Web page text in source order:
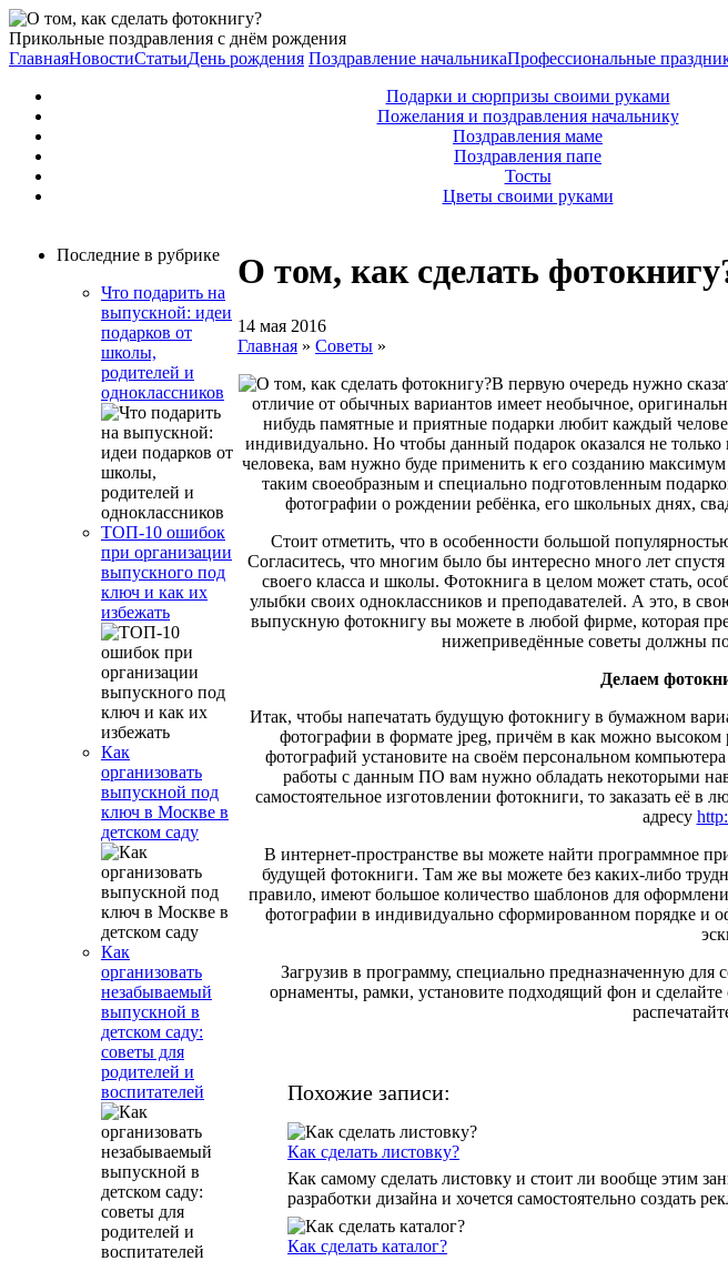
Прикольные поздравления с днём рождения
ГлавнаяНовостиСтатьиДень рождения Поздравление начальникаПрофессиональные
Подарки и сюрпризы своими руками
Пожелания и поздравления начальнику
Поздравления маме
Поздравления папе
Тосты
Цветы своими руками
Последние в рубрике
Что подарить на
выпускной: идеи
подарков от
школы,
родителей и
одноклассников
ТОП-10 ошибок
при организации
выпускного под
ключ и как их
избежать
Как
организовать
выпускной под
ключ в Москве в
детском саду
Как
организовать
незабываемый
выпускной в
детском саду:
советы для
родителей и
воспитателей
О том, как сделать
14 мая 2016
Главная » Советы »
В первую очередь нужно
отличие от обычных вариантов имеет необычное,
нибудь памятные и приятные подарки любит каждый
индивидуально. Но чтобы данный подарок оказался не
человека, вам нужно буде применить к его созданию
таким своеобразным и специально подготовленным
фотографии о рождении ребёнка, его школьных днях,
Стоит отметить, что в особенности большой
Согласитесь, что многим было бы интересно много лет
своего класса и школы. Фотокнига в целом может стать,
улыбки своих одноклассников и преподавателей. А это, в
выпускную фотокнигу вы можете в любой фирме, которая
нижеприведённые советы должны
Делаем
Итак, чтобы напечатать будущую фотокнигу в бумажном
фотографии в формате jpeg, причём в как можно
фотографий установите на своём персональном
работы с данным ПО вам нужно обладать некоторыми
самостоятельное изготовлении фотокниги, то заказать её
адресу
В интернет-пространстве вы можете найти программное
будущей фотокниги. Там же вы можете без каких-либо
правило, имеют большое количество шаблонов для
фотографии в индивидуально сформированном порядке и
Загрузив в программу, специально предназначенную
орнаменты, рамки, установите подходящий фон и
Похожие записи:
Как сделать листовку?
Как самому сделать листовку и стоит ли вообще этим
разработки дизайна и хочется самостоятельно создать
Как сделать каталог?